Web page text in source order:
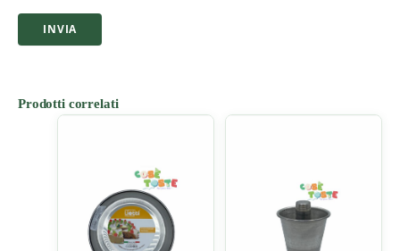
Prodotti correlati